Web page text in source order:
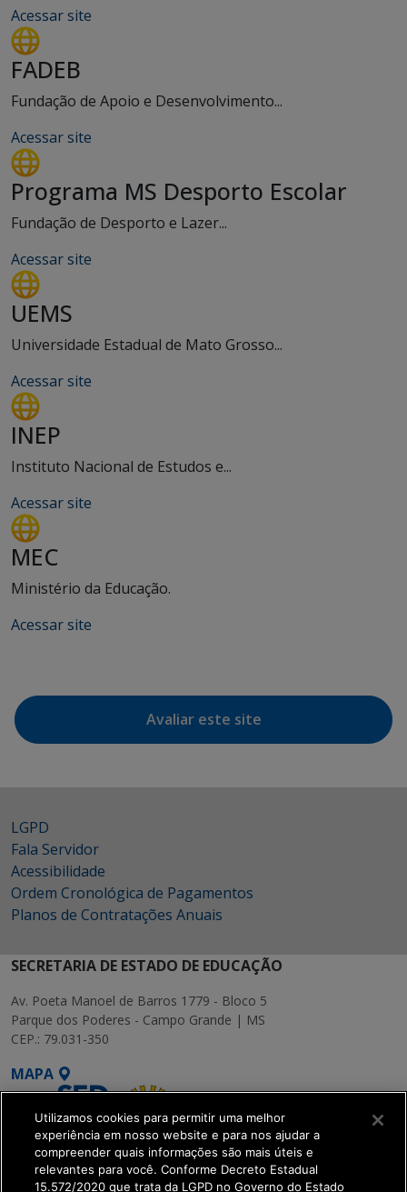
Acessar site
FADEB
Fundação de Apoio e Desenvolvimento...
Acessar site
Programa MS Desporto Escolar
Fundação de Desporto e Lazer...
Acessar site
UEMS
Universidade Estadual de Mato Grosso...
Acessar site
INEP
Instituto Nacional de Estudos e...
Acessar site
MEC
Ministério da Educação.
Acessar site
Avaliar este site
LGPD
Fala Servidor
Acessibilidade
Ordem Cronológica de Pagamentos
Planos de Contratações Anuais
SECRETARIA DE ESTADO DE EDUCAÇÃO
Av. Poeta Manoel de Barros 1779 - Bloco 5
Parque dos Poderes - Campo Grande | MS
CEP.: 79.031-350
MAPA
Utilizamos cookies para permitir uma melhor
experiência em nosso website e para nos ajudar a
compreender quais informações são mais úteis e
relevantes para você. Conforme Decreto Estadual
15.572/2020 que trata da LGPD no Governo do Estado